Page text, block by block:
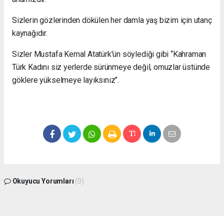
Sizlerin gözlerinden dökülen her damla yaş bizim için utanç
kaynağıdır.
Sizler Mustafa Kemal Atatürk'ün söylediği gibi “Kahraman
Türk Kadını siz yerlerde sürünmeye değil, omuzlar üstünde
göklere yükselmeye layıksınız’’.
Okuyucu Yorumları (0)